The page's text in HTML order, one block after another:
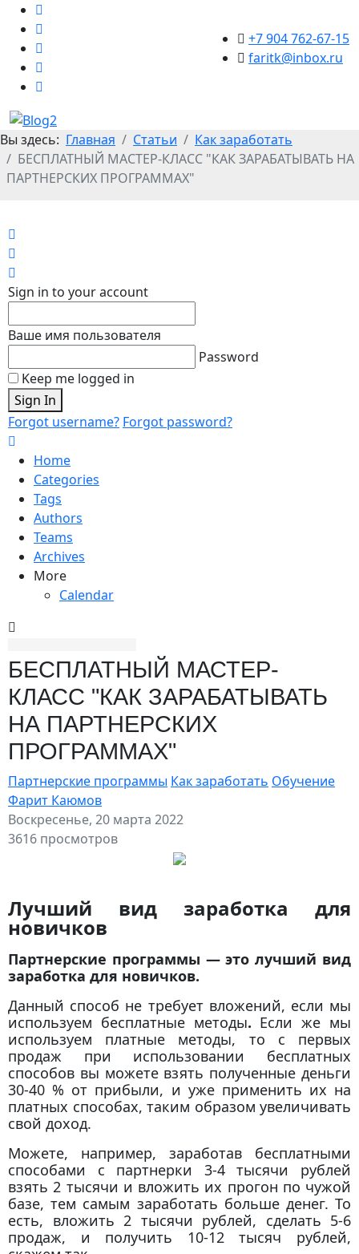
+7 904 762-67-15
faritk@inbox.ru
Вы здесь: Главная Статьи
Как заработать
БЕСПЛАТНЫЙ МАСТЕР-КЛАСС "КАК ЗАРАБАТЫВАТЬ НА
ПАРТНЕРСКИХ ПРОГРАММАХ"
Sign in to your account
Ваше имя пользователя
Password
Keep me logged in
Sign In
Forgot username? Forgot password?
Home
Categories
Tags
Authors
Teams
Archives
More
Calendar
БЕСПЛАТНЫЙ МАСТЕР-
КЛАСС "КАК ЗАРАБАТЫВАТЬ
НА ПАРТНЕРСКИХ
ПРОГРАММАХ"
Партнерские программы Как заработать Обучение
Фарит Каюмов
Воскресенье, 20 марта 2022
3616 просмотров
Лучший вид заработка для
новичков
Партнерские программы — это лучший вид
заработка для новичков.
Данный способ не требует вложений, если мы
используем бесплатные методы. Если же мы
используем платные методы, то с первых
продаж при использовании бесплатных
способов вы можете взять полученные деньги
30-40 % от прибыли, и уже применить их на
платных способах, таким образом увеличивать
свой доход.
Можете, например, заработав бесплатными
способами с партнерки 3-4 тысячи рублей
взять 2 тысячи и вложить их прогон по чужой
базе, тем самым заработать больше денег. То
есть, вложить 2 тысячи рублей, сделать 5-6
продаж, и получить 10-12 тысяч рублей,